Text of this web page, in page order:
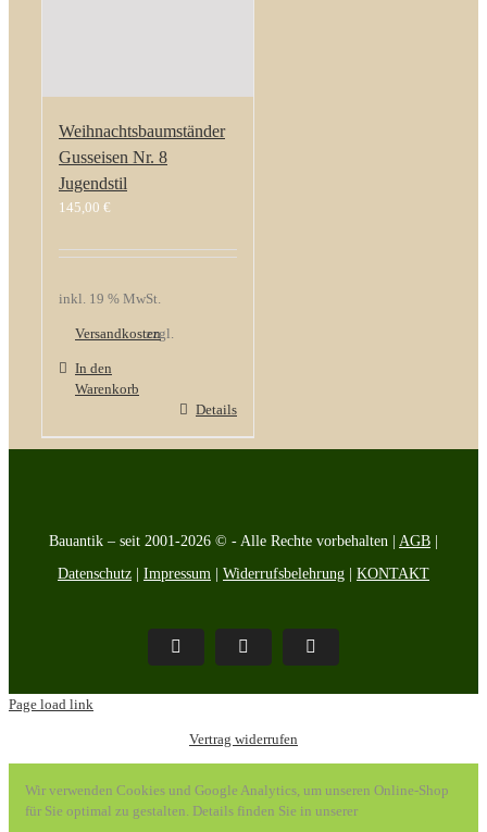
Weihnachtsbaumständer
Gusseisen Nr. 8
Jugendstil
145,00 €
inkl. 19 % MwSt.
zzgl.
Versandkosten
In den
Warenkorb
Details
Bauantik – seit 2001-2026 © - Alle Rechte vorbehalten | AGB
Datenschutz
Impressum Widerrufsbelehrung KONTAKT
Pinterest FacebookInstagram
Page load link
Vertrag widerrufen
Wir verwenden Cookies und Google Analytics, um unseren Online-Shop
für Sie optimal zu gestalten. Details finden Sie in unserer